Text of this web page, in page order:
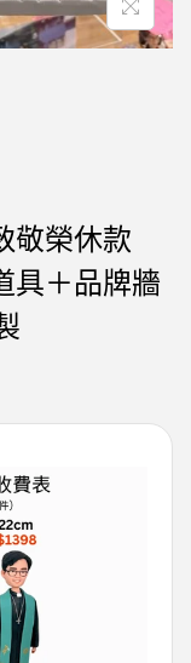
敬榮休款
具＋品牌牆